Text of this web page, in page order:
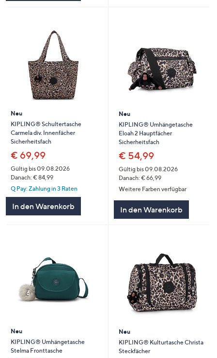
Neu
KIPLING® Schultertasche
Carmela div. Innenfächer
Sicherheitsfach
€ 69,99
Gültig bis 09.08.2026
Danach: € 84,99
Q Pay: Zahlung in 3 Raten
In den Warenkorb
Neu
KIPLING® Umhängetasche
Eloah 2 Hauptfächer
Sicherheitsfach
€ 54,99
Gültig bis 09.08.2026
Danach: € 66,99
Weitere Farben verfügbar
In den Warenkorb
Neu
KIPLING® Umhängetasche
Stelma Fronttasche
Neu
KIPLING® Kulturtasche Christa
Steckfächer